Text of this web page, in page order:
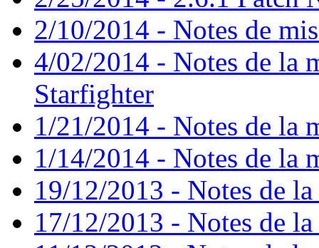
2/10/2014 - Notes de
4/02/2014 - Notes de la
Starfighter
1/21/2014 - Notes de la
1/14/2014 - Notes de la
19/12/2013 - Notes de
17/12/2013 - Notes de